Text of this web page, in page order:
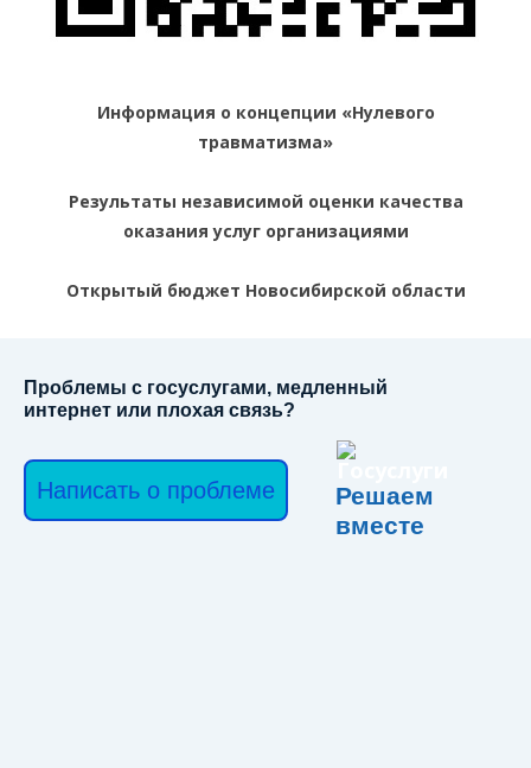
Информация о концепции «Нулевого
травматизма»
Результаты независимой оценки качества
оказания услуг организациями
Открытый бюджет Новосибирской области
Проблемы с госуслугами, медленный
интернет или плохая связь?
Написать о проблеме
Решаем
вместе